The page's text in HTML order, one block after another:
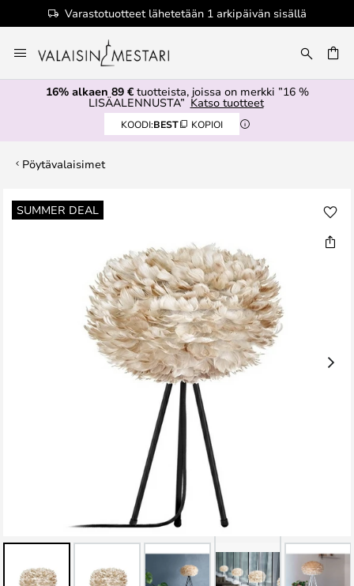
Varastotuotteet lähetetään 1 arkipäivän sisällä
to
Content
16% alkaen 89 €tuotteista, joissa on merkki ”16 %
LISÄALENNUSTA” Katso tuotteet
KOODI:BEST KOPIOI
Pöytävalaisimet
SUMMER DEAL
Skip
to